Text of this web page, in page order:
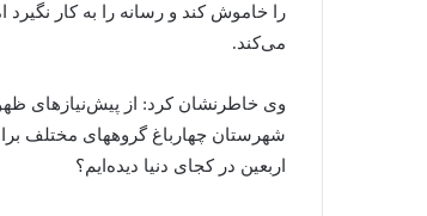
را خاموش کند و رسانه را به کار نگیرد
می‌کند.
وی خاطرنشان کرد: از پیش‌نیازهای
شهرستان چهارباغ گروههای مختلف برای
اربعین در کجای دنیا دیده‌ایم؟